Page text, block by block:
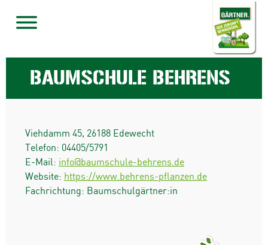
BAUMSCHULE BEHRENS
Viehdamm 45, 26188 Edewecht
Telefon: 04405/5791
E-Mail: info@baumschule-behrens.de
Website: https://www.behrens-pflanzen.de
Fachrichtung: Baumschulgärtner:in